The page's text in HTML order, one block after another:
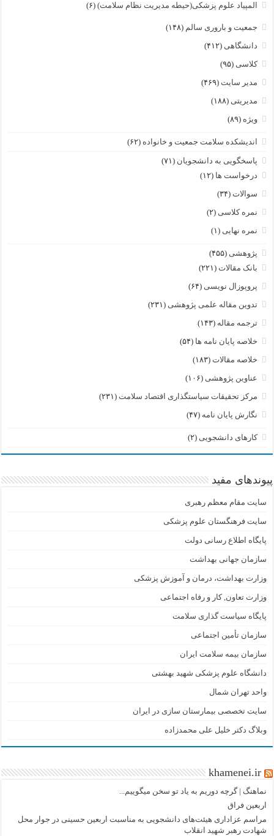
المپیاد علوم پزشکی(حیطه مدیریت نظام سلامت) (۶)
جمعیت و باروری سالم (۱۴۸)
دانشگاهی (۴۱۲)
کلاسی (۹۵)
مدیر سایت (۴۶۹)
مدیریتی (۱۸۸)
ویژه (۸۹)
اندیشکده سلامت جمعیت و خانواده (۶۲)
پاسخگویی به دانشجویان (۷۱)
درخواست ها (۱۲)
سوالات (۳۴)
نمره کلاسی (۲)
نمره نهایی (۱)
پژوهشی (۴۵۵)
بانک مقالات (۲۲۱)
پروپوزال نویسی (۶۴)
تدوین مقاله علمی پژوهشی (۲۳۱)
ترجمه مقاله (۱۴۳)
خلاصه پایان نامه ها (۵۴)
خلاصه مقالات (۱۸۳)
عناوین پژوهشی (۱۰۶)
مرکز تحقیقات سیاستگذاری اقتصاد سلامت (۲۳۱)
نگارش پایان نامه (۴۷)
کارهای دانشجویی (۲)
پیوندهای مفید
سایت مقام معظم رهبری
سایت فرهنگستان علوم پزشکی
پایگاه اطلاع رسانی دولت
سازمان جهانی بهداشت
وزارت بهداشت، درمان و آموزش پزشکی
وزارت تعاون, کار و رفاه اجتماعی
پایگاه سیاست گذاری سلامت
سازمان تأمین اجتماعی
سازمان بیمه سلامت ایران
دانشگاه علوم پزشکی شهید بهشتی
واحد تهران شمال
سایت تخصصی بیمارستان سازی در ایران
وبلاگ دکتر خلیل علی محمدزاده
khamenei.ir
نماهنگ |‌ گرچه دوریم به یاد تو سخن میگوییم...
اربعین فراق
مراسم عزاداری هیئت‌های دانشجویی به مناسبت اربعین حسینی در جوار محل
شهادت رهبر شهید انقلاب